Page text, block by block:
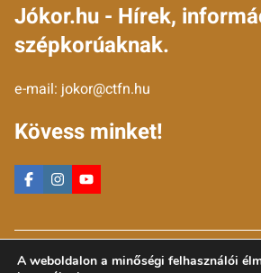
Jókor.hu - Hírek,
szépkorúaknak.
e-mail: jokor@ctfn.hu
Kövess minket!
Copyright © 2024 jokor.hu.
A weboldalon a minőségi felhasználói